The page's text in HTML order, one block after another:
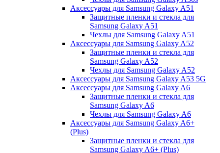
Аксессуары для Samsung Galaxy A51
Защитные пленки и стекла для
Samsung Galaxy A51
Чехлы для Samsung Galaxy A51
Аксессуары для Samsung Galaxy A52
Защитные пленки и стекла для
Samsung Galaxy A52
Чехлы для Samsung Galaxy A52
Аксессуары для Samsung Galaxy A53 5G
Аксессуары для Samsung Galaxy A6
Защитные пленки и стекла для
Samsung Galaxy A6
Чехлы для Samsung Galaxy A6
Аксессуары для Samsung Galaxy A6+
(Plus)
Защитные пленки и стекла для
Samsung Galaxy A6+ (Plus)